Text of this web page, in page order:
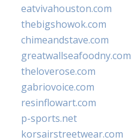
eatvivahouston.com
thebigshowok.com
chimeandstave.com
greatwallseafoodny.com
theloverose.com
gabriovoice.com
resinflowart.com
p-sports.net
korsairstreetwear.com